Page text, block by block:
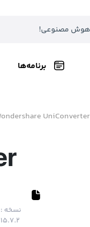
برنامه‌ها
UniConverter
نسخه :
15.7.2